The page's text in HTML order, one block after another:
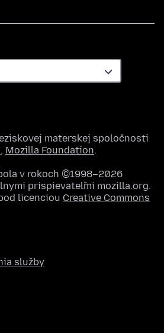
materskej spoločnosti
, Mozilla Foundation.
v rokoch ©1998–2026
prispievateľmi mozilla.org.
licenciou Creative Commons
služby